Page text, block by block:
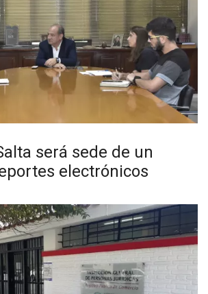
será sede de un
electrónicos